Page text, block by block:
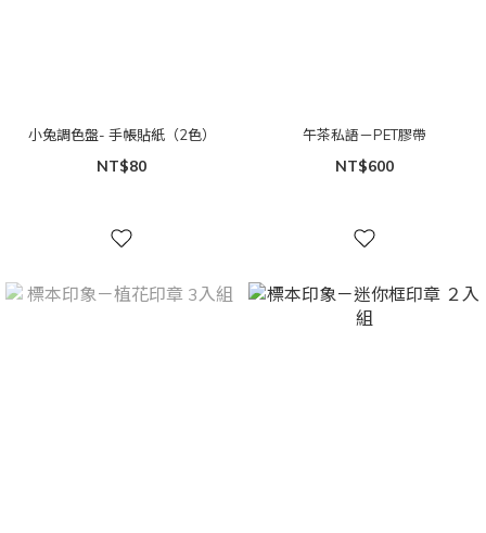
小兔調色盤- 手帳貼紙（2色）
NT$80
午茶私語－PET膠帶
NT$600